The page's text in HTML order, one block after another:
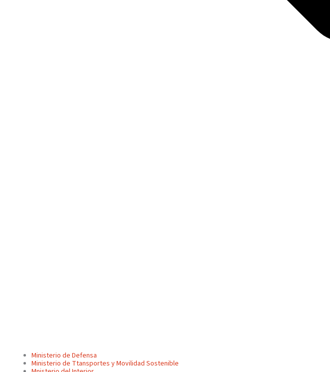
Ministerio de Defensa
Ministerio de Ttansportes y Movilidad Sostenible